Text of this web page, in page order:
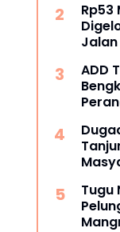
Rp53
ADD
Tugu